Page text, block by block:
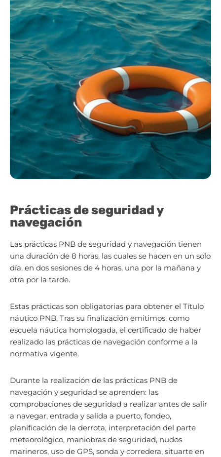
Prácticas de seguridad y
navegación
Las prácticas PNB de seguridad y navegación tienen
una duración de 8 horas, las cuales se hacen en un solo
día, en dos sesiones de 4 horas, una por la mañana y
otra por la tarde.
Estas prácticas son obligatorias para obtener el Título
náutico PNB. Tras su finalización emitimos, como
escuela náutica homologada, el certificado de haber
realizado las prácticas de navegación conforme a la
normativa vigente.
Durante la realización de las prácticas PNB de
navegación y seguridad se aprenden: las
comprobaciones de seguridad a realizar antes de salir
a navegar, entrada y salida a puerto, fondeo,
planificación de la derrota, interpretación del parte
meteorológico, maniobras de seguridad, nudos
marineros, uso de GPS, sonda y corredera, situarte en